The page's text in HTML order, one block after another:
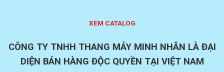
XEM CATALOG
CÔNG TY TNHH THANG MÁY MINH NHÂN LÀ ĐẠI
DIỆN BÁN HÀNG ĐỘC QUYỀN TẠI VIỆT NAM